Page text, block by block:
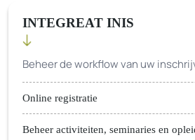
INTEGREAT INIS
Beheer de workflow van uw
Online registratie
Beheer activiteiten, seminaries en